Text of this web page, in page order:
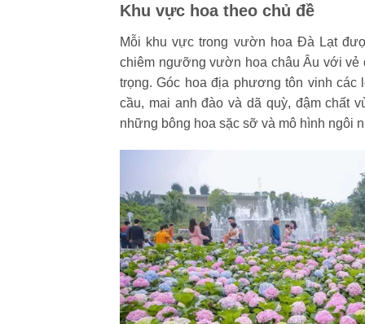
Khu vực hoa theo chủ đề
Mỗi khu vực trong vườn hoa Đà Lạt
chiêm ngưỡng vườn hoa châu Âu với vẻ
trọng. Góc hoa địa phương tôn vinh
cầu, mai anh đào và dã quỳ, đậm chất
những bông hoa sặc sỡ và mô hình ngôi